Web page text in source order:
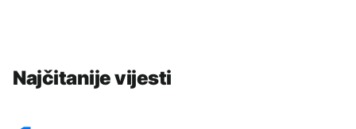
Najčitanije vijesti